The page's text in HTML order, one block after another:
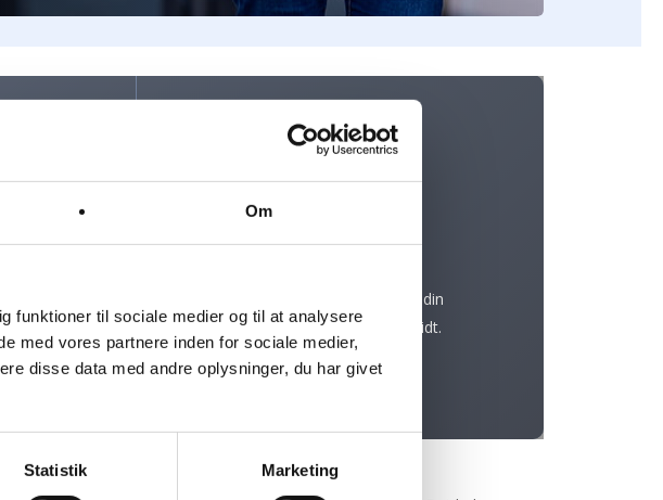
Om
funktioner til sociale medier og til at analysere
med vores partnere inden for sociale medier,
disse data med andre oplysninger, du har givet
Statistik Marketing
Kæmpe vidensbank
Du får gavn af min store indsigt i
kundepsykologi. Det bliver kun til din
fordel, at min erfaring spænder vidt.